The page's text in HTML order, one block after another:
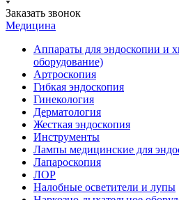
Заказать звонок
Медицина
Аппараты для эндоскопии и
оборудование)
Артроскопия
Гибкая эндоскопия
Гинекология
Дерматология
Жесткая эндоскопия
Инструменты
Лампы медицинские для
Лапароскопия
ЛОР
Налобные осветители и лупы